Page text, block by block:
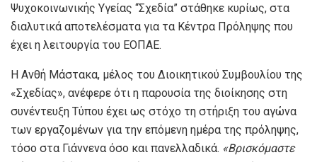
Ψυχοκοινωνικής Υγείας “Σχεδία” στάθηκε κυρίως, στα
διαλυτικά αποτελέσματα για τα Κέντρα Πρόληψης που
έχει η λειτουργία του ΕΟΠΑΕ.
Η Ανθή Μάστακα, μέλος του Διοικητικού Συμβουλίου της
«Σχεδίας», ανέφερε ότι η παρουσία της διοίκησης στη
συνέντευξη Τύπου έχει ως στόχο τη στήριξη του αγώνα
των εργαζομένων για την επόμενη ημέρα της πρόληψης,
τόσο στα Γιάννενα όσο και πανελλαδικά. «Βρισκόμαστε